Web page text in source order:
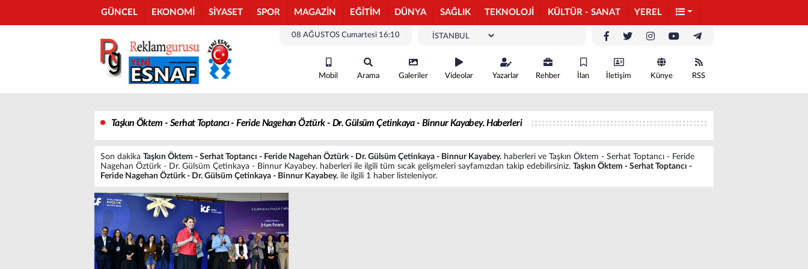
GÜNCEL EKONOMİ SİYASET SPOR MAGAZİN EĞİTİM DÜNYA SAĞLIK TEKNOLOJİ KÜLTÜR - SANAT YEREL
08 AĞUSTOS Cumartesi 16:10
Mobil Arama Galeriler Videolar Yazarlar Rehber İlan İletişim Künye RSS
Taşkın Öktem - Serhat Toptancı - Feride Nagehan Öztürk - Dr. Gülsüm Çetinkaya - Binnur Kayabey. Haberleri
Son dakika Taşkın Öktem - Serhat Toptancı - Feride Nagehan Öztürk - Dr. Gülsüm Çetinkaya - Binnur Kayabey. haberleri ve Taşkın Öktem - Serhat Toptancı - Feride
Nagehan Öztürk - Dr. Gülsüm Çetinkaya - Binnur Kayabey. haberleri ile ilgili tüm sıcak gelişmeleri sayfamızdan takip edebilirsiniz. Taşkın Öktem - Serhat Toptancı -
Feride Nagehan Öztürk - Dr. Gülsüm Çetinkaya - Binnur Kayabey. ile ilgili 1 haber listeleniyor.